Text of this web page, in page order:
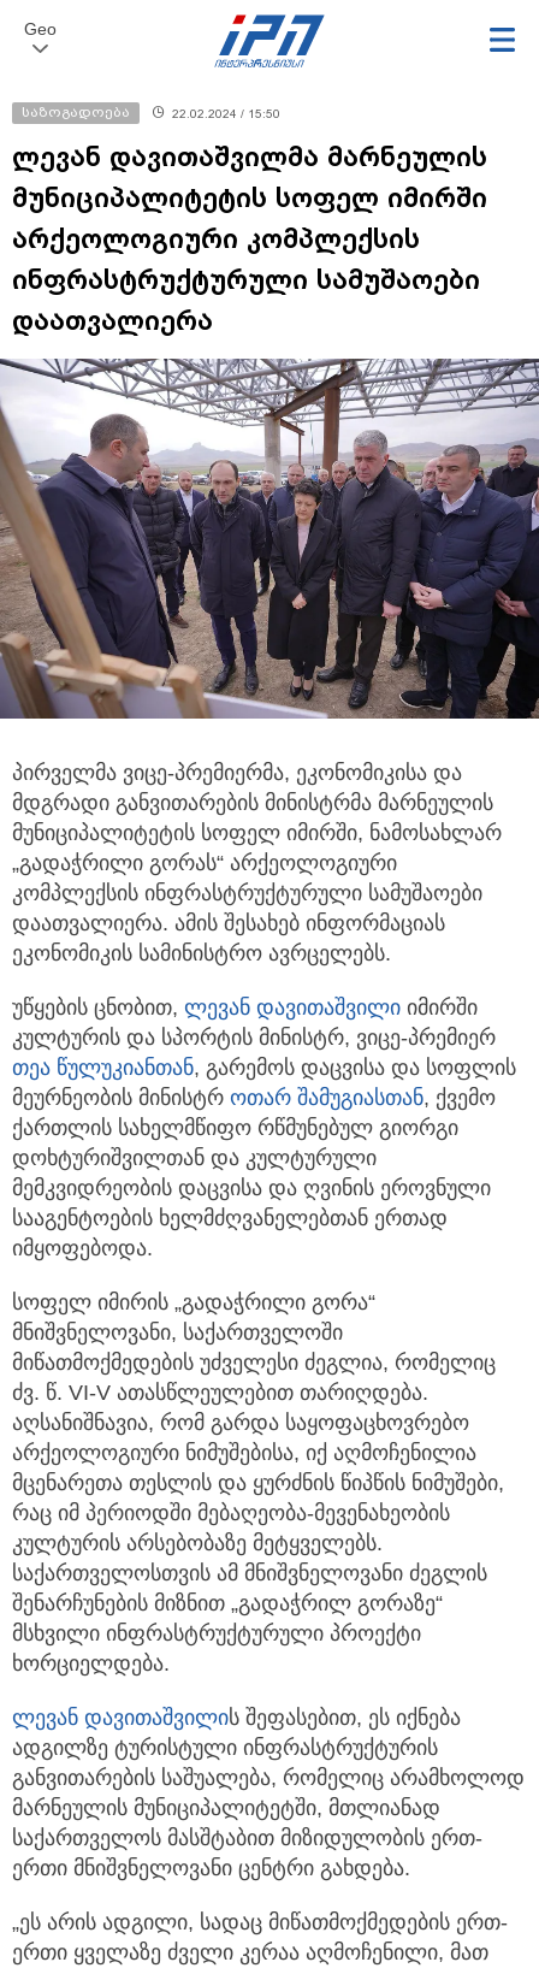
Geo
საზოგადოება 22.02.2024 / 15:50
ლევან დავითაშვილმა მარნეულის
მუნიციპალიტეტის სოფელ იმირში
არქეოლოგიური კომპლექსის
ინფრასტრუქტურული სამუშაოები
დაათვალიერა
პირველმა ვიცე-პრემიერმა, ეკონომიკისა და
მდგრადი განვითარების მინისტრმა მარნეულის
მუნიციპალიტეტის სოფელ იმირში, ნამოსახლარ
„გადაჭრილი გორას“ არქეოლოგიური
კომპლექსის ინფრასტრუქტურული სამუშაოები
დაათვალიერა. ამის შესახებ ინფორმაციას
ეკონომიკის სამინისტრო ავრცელებს.
უწყების ცნობით, ლევან დავითაშვილი იმირში
კულტურის და სპორტის მინისტრ, ვიცე-პრემიერ
თეა წულუკიანთან, გარემოს დაცვისა და სოფლის
მეურნეობის მინისტრ ოთარ შამუგიასთან, ქვემო
ქართლის სახელმწიფო რწმუნებულ გიორგი
დოხტურიშვილთან და კულტურული
მემკვიდრეობის დაცვისა და ღვინის ეროვნული
სააგენტოების ხელმძღვანელებთან ერთად
იმყოფებოდა.
სოფელ იმირის „გადაჭრილი გორა“
მნიშვნელოვანი, საქართველოში
მიწათმოქმედების უძველესი ძეგლია, რომელიც
ძვ. წ. VI-V ათასწლეულებით თარიღდება.
აღსანიშნავია, რომ გარდა საყოფაცხოვრებო
არქეოლოგიური ნიმუშებისა, იქ აღმოჩენილია
მცენარეთა თესლის და ყურძნის წიპწის ნიმუშები,
რაც იმ პერიოდში მებაღეობა-მევენახეობის
კულტურის არსებობაზე მეტყველებს.
საქართველოსთვის ამ მნიშვნელოვანი ძეგლის
შენარჩუნების მიზნით „გადაჭრილ გორაზე“
მსხვილი ინფრასტრუქტურული პროექტი
ხორციელდება.
ლევან დავითაშვილის შეფასებით, ეს იქნება
ადგილზე ტურისტული ინფრასტრუქტურის
განვითარების საშუალება, რომელიც არამხოლოდ
მარნეულის მუნიციპალიტეტში, მთლიანად
საქართველოს მასშტაბით მიზიდულობის ერთ-
ერთი მნიშვნელოვანი ცენტრი გახდება.
„ეს არის ადგილი, სადაც მიწათმოქმედების ერთ-
ერთი ყველაზე ძველი კერაა აღმოჩენილი, მათ